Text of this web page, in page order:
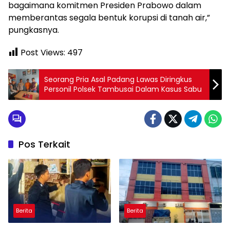
bagaimana komitmen Presiden Prabowo dalam
memberantas segala bentuk korupsi di tanah air,”
pungkasnya.
Post Views: 497
Seorang Pria Asal Padang Lawas Diringkus
Personil Polsek Tambusai Dalam Kasus Sabu
Pos Terkait
Berita Berita